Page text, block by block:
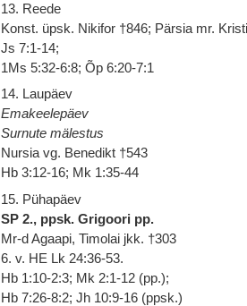
13. Reede
Konst. üpsk. Nikifor †846; Pärsia mr.
Js 7:1-14;
1Ms 5:32-6:8; Õp 6:20-7:1
14. Laupäev
Emakeelepäev
Surnute mälestus
Nursia vg. Benedikt †543
Hb 3:12-16; Mk 1:35-44
15. Pühapäev
SP 2., ppsk. Grigoori pp.
Mr-d Agaapi, Timolai jkk. †303
6. v. HE Lk 24:36-53.
Hb 1:10-2:3; Mk 2:1-12 (pp.);
Hb 7:26-8:2; Jh 10:9-16 (ppsk.)